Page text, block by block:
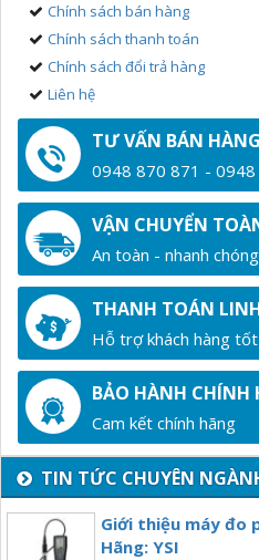
Chính sách bán hàng
Chính sách thanh toán
Chính sách đổi trả hàng
Liên hệ
TƯ VẤN BÁN
0948 870 871 - 0948
VẬN CHUYỂN
An toàn - nhanh chóng
THANH TOÁN
Hỗ trợ khách hàng
BẢO HÀNH CHÍNH
Cam kết chính hãng
TIN TỨC CHUYÊN
Giới thiệu máy đo
Hãng: YSI